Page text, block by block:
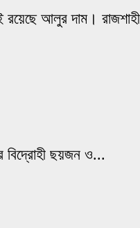
রয়েছে আলুর দাম।
বিদ্রোহী ছয়জন ও...